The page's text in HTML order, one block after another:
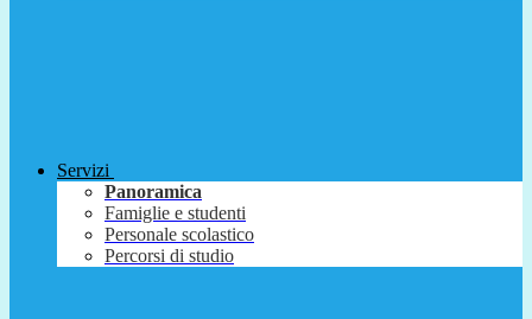
Servizi
Panoramica
Famiglie e studenti
Personale scolastico
Percorsi di studio